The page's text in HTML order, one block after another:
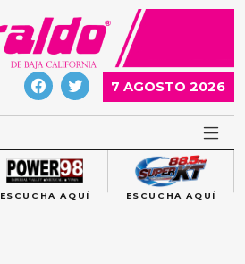
7 AGOSTO 2026
ESCUCHA AQUÍ ESCUCHA AQUÍ